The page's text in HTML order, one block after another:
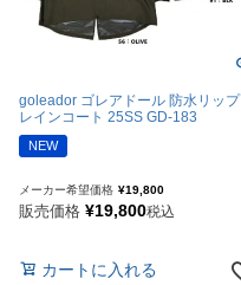
goleador ゴレアドール 防水リップ
レインコート 25SS GD-183
NEW
メーカー希望価格 ¥19,800
販売価格 ¥19,800税込
カートに入れる